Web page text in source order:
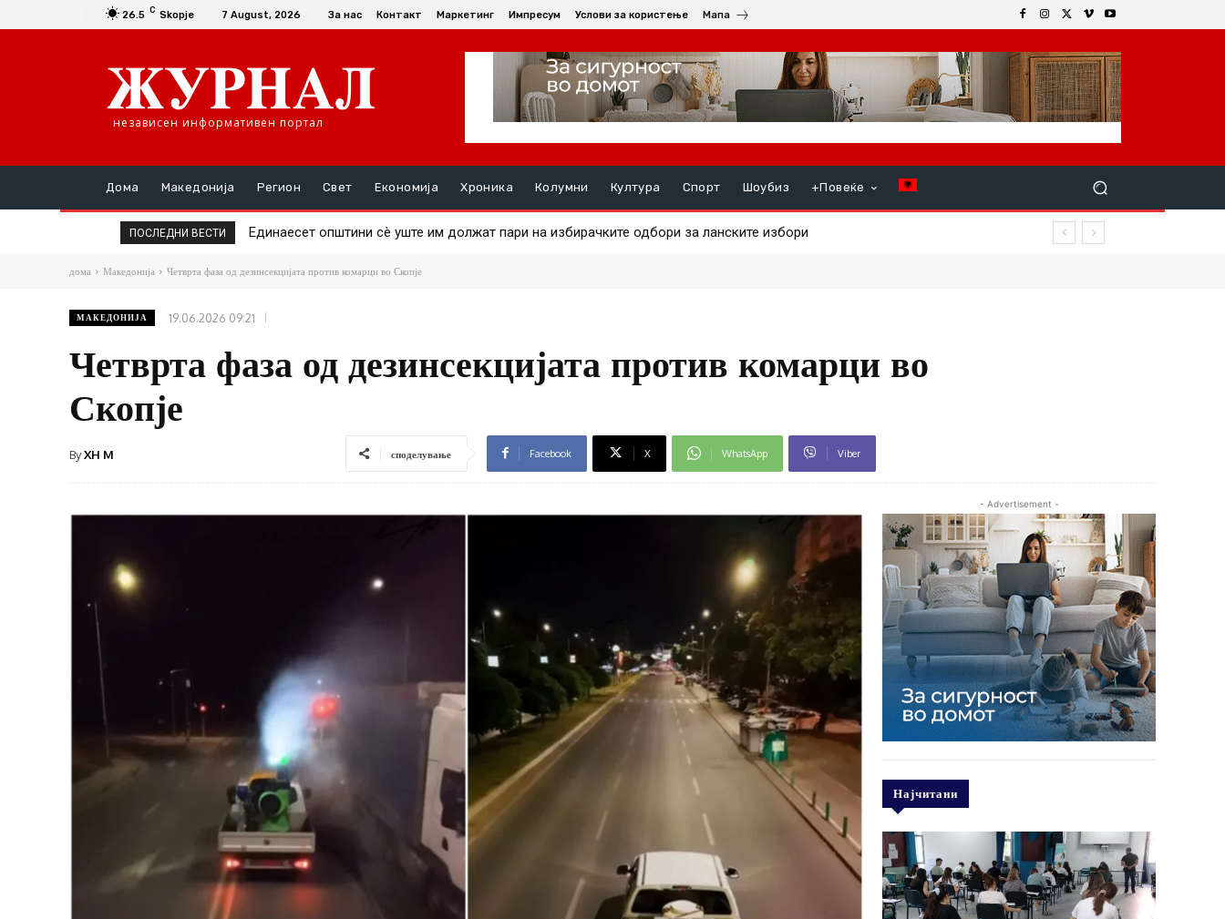
26.5 C Skopje 7 August, 2026 За нас Контакт Маркетинг Импресум Услови за користење Мапа
независен информативен портал
Дома Македонија Регион Свет Економија Хроника Колумни Култура Спорт Шоубиз +Повеќе
ПОСЛЕДНИ ВЕСТИ Единаесет општини сè уште им должат пари на избирачките одбори за ланските избори
Повторно скок на цената на златото
дома Македонија Четврта фаза од дезинсекцијата против комарци во Скопје
МАКЕДОНИЈА 19.06.2026 09:21
Четврта фаза од дезинсекцијата против комарци во
Скопје
ByXH M споделување Facebook X WhatsApp Viber
- Advertisement -
Најчитани